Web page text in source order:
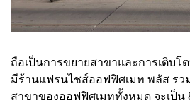
ถือเป็นการขยายสาขาและการเติบโ
มีร้านแฟรนไชส์ออฟฟิศเมท พลัส รว
สาขาของออฟฟิศเมททั้งหมด จะเป็น